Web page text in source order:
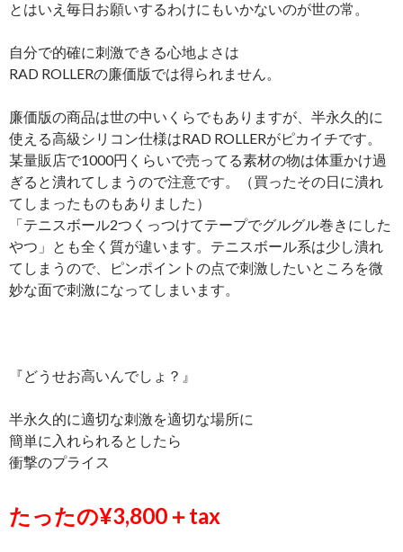
とはいえ毎日お願いするわけにもいかないのが世の常。
自分で的確に刺激できる心地よさは
RAD ROLLERの廉価版では得られません。
廉価版の商品は世の中いくらでもありますが、半永久的に
使える高級シリコン仕様はRAD ROLLERがピカイチです。
某量販店で1000円くらいで売ってる素材の物は体重かけ過
ぎると潰れてしまうので注意です。（買ったその日に潰れ
てしまったものもありました）
「テニスボール2つくっつけてテープでグルグル巻きにした
やつ」とも全く質が違います。テニスボール系は少し潰れ
てしまうので、ピンポイントの点で刺激したいところを微
妙な面で刺激になってしまいます。
『どうせお高いんでしょ？』
半永久的に適切な刺激を適切な場所に
簡単に入れられるとしたら
衝撃のプライス
たったの¥3,800＋tax